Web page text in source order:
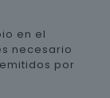
en el
necesario
por